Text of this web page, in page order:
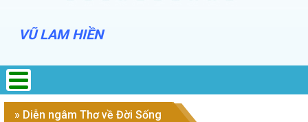
VŨ LAM HIỀN
» Diễn ngâm Thơ về Đời Sống